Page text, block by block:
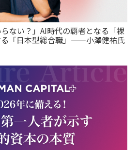
らない？」AI時代の覇者となる「裸
る「日本型総合職」——小澤健祐氏